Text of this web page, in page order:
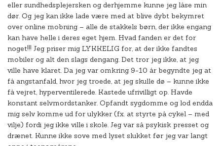
eller sundhedsplejersken og derhjemme kunne jeg låse min
dør. Og jeg kan ikke lade være med at blive dybt bekymret
over online mobning – alle de stakkels børn, der ikke engang
kan have helle i deres eget hjem. Hvad fanden er det for
noget!!! Jeg priser mig LYKKELIG for, at der ikke fandtes
mobiler og alt den slags dengang. Det tror jeg ikke, at jeg
ville have klaret. Da jeg var omkring 9-10 år begyndte jeg at
få angstanfald, hvor jeg troede, at jeg skulle dø – kunne ikke
få vejret, hyperventilerede. Kastede ufrivilligt op. Havde
konstant selvmordstanker. Opfandt sygdomme og lod endda
mig selv komme ud for ulykker (fx. at styrte på cykel – med
vilje) fordi jeg ikke ville i skole. Jeg var så psykisk presset og
drænet. Kunne ikke sove med lyset slukket før jeg var langt